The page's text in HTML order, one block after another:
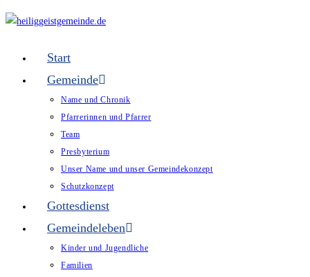
Zum
Start
Gemeinde
Name und Chronik
Pfarrerinnen und Pfarrer
Team
Presbyterium
Unser Name und unser Gemeindekonzept
Schutzkonzept
Gottesdienst
Gemeindeleben
Kinder und Jugendliche
Familien